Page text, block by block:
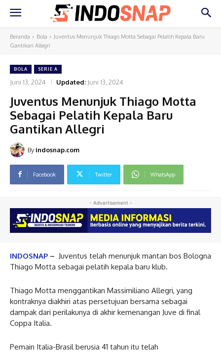
Beranda Bola
Juventus Menunjuk Thiago Motta Sebagai Pelatih Kepala Baru
Gantikan Allegri
BOLA SERIE A
Juni 13, 2024 Updated: Juni 13, 2024
Juventus Menunjuk Thiago Motta
Sebagai Pelatih Kepala Baru
Gantikan Allegri
By indosnap.com
Facebook Twitter WhatsApp
- Advertisement -
INDOSNAP – Juventus telah menunjuk mantan bos Bologna
Thiago Motta sebagai pelatih kepala baru klub.
Thiago Motta menggantikan Massimiliano Allegri, yang
kontraknya diakhiri atas persetujuan bersama sebagai
dampak dari perilakunya di akhir kemenangan Juve di final
Coppa Italia.
Pemain Italia-Brasil berusia 41 tahun itu telah